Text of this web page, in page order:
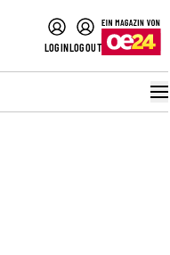
LOGINLOGOUT